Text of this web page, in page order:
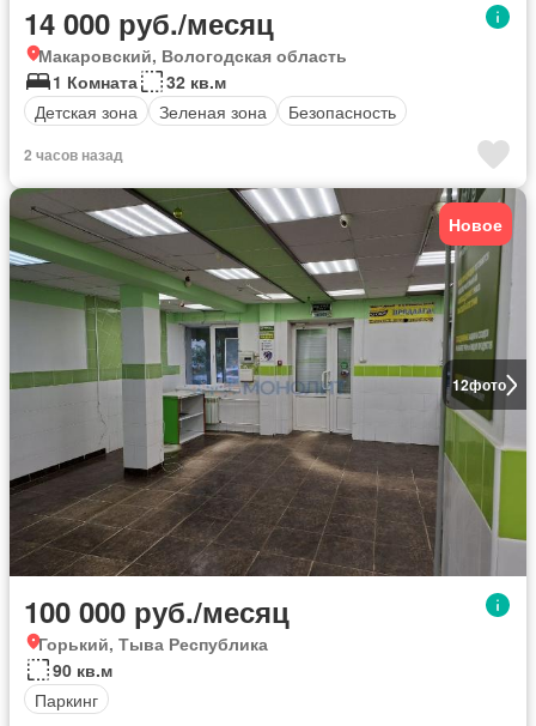
14 000 руб./месяц
Макаровский, Вологодская область
1 Комната
32 кв.м
Детская зона
Зеленая зона Безопасность
2 часов назад
12фото
Новое
100 000 руб./месяц
Горький, Тыва Республика
90 кв.м
Паркинг